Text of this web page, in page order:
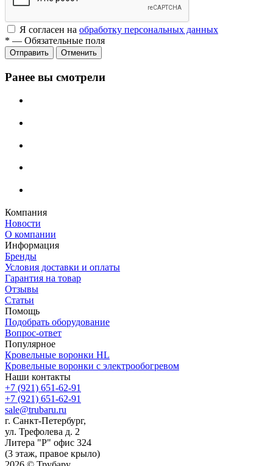
Я согласен на обработку персональных данных
* — Обязательные поля
Отменить
Ранее вы смотрели
Компания
Новости
О компании
Информация
Бренды
Условия доставки и оплаты
Гарантия на товар
Отзывы
Статьи
Помощь
Подобрать оборудование
Вопрос-ответ
Популярное
Кровельные воронки HL
Кровельные воронки с электрообогревом
Наши контакты
+7 (921) 651-62-91
+7 (921) 651-62-91
sale@trubaru.ru
г. Санкт-Петербург,
ул. Трефолева д. 2
Литера "Р" офис 324
(3 этаж, правое крыло)